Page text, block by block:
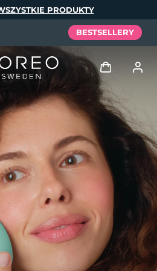
PRODUKTY
BESTSELLERY
Zaloguj
Profil użytkownika
Moje urządzenia
Moje zamówienia
Moje adresy
Moje subskrypcje
Elixir
Set
Español
Português
Русский
文 繁體中文